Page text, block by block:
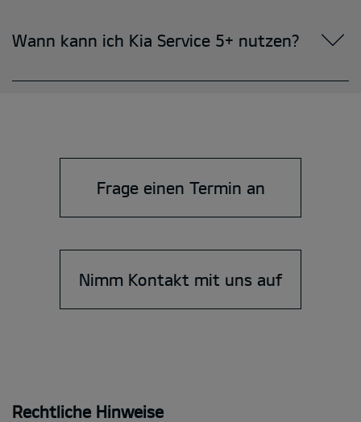
Frage einen Termin an
Nimm Kontakt mit uns auf